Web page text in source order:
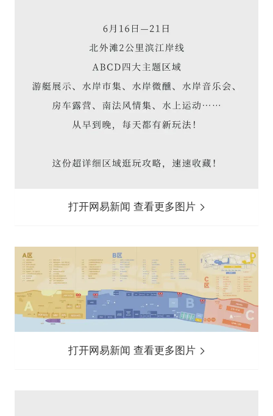
打开网易新闻 查看更多图片
打开网易新闻 查看更多图片